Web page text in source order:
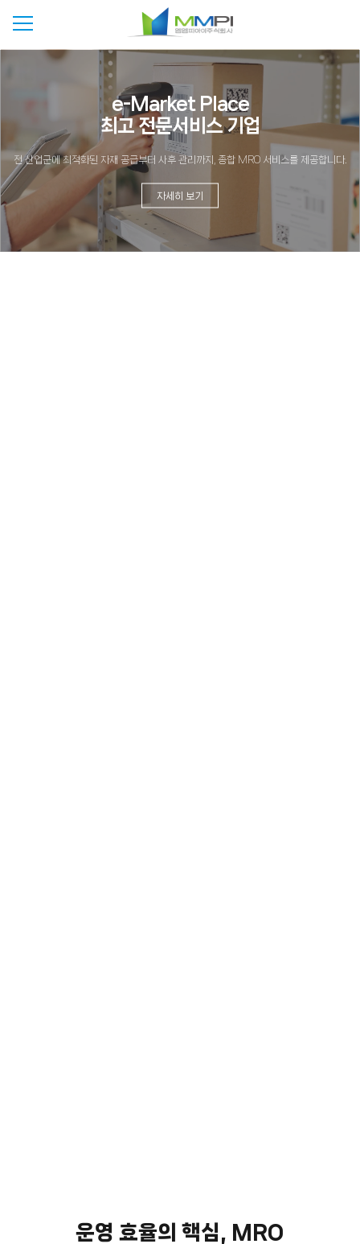
e-Market Place
최고 전문서비스 기업
전 산업군에 최적화된 자재 공급부터 사후 관리까지, 종합 MRO 서비스를 제공합니다.
자세히 보기
기업의 효율을 높이는
최적의 MRO 파트너
안정된 품질, 경쟁력 있는 가격으로 귀사의 생산성을 지원합니다.
자세히 보기
스마트한 구매 관리,
MRO로 시작하세요
IT 기반의 통합 구매 시스템으로 비용을 줄이고 구매 프로세스를 간소화합니다.
자세히 보기
운영 효율의 핵심, MRO